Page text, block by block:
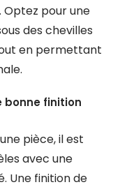
pour une
des chevilles
en permettant
bonne finition
pièce, il est
avec une
Une finition de